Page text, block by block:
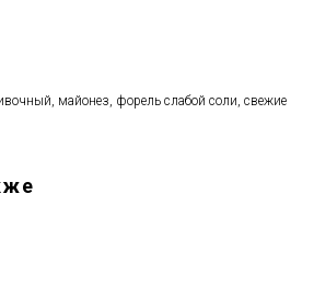
майонез, форель слабой соли, свежие